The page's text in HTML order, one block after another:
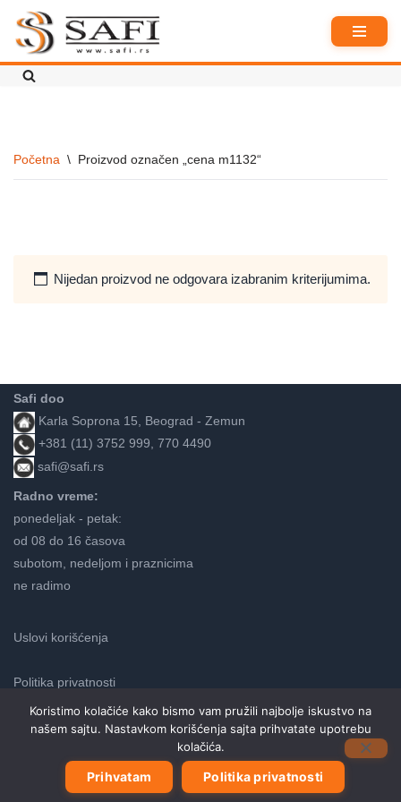
Skoči
na
Početna \ Proizvod označen „cena m1132“
Nijedan proizvod ne odgovara izabranim kriterijumima.
Safi doo
Karla Soprona 15, Beograd - Zemun
+381 (11) 3752 999, 770 4490
safi@safi.rs
Radno vreme:
ponedeljak - petak:
od 08 do 16 časova
subotom, nedeljom i praznicima
ne radimo
Uslovi korišćenja
Politika privatnosti
Neve
| Pokreće
WordPress
Koristimo kolačiće kako bismo vam pružili najbolje iskustvo na
našem sajtu. Nastavkom korišćenja sajta prihvatate upotrebu
kolačića.
Prihvatam Politika privatnosti